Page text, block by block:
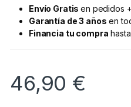
Envío Gratisen pedidos
Garantía de 3 años en
Financia tu compra
46,90 €